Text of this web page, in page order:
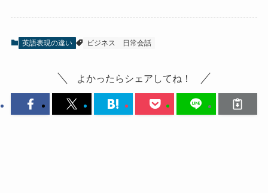
英語表現の違い ビジネス 日常会話
よかったらシェアしてね！